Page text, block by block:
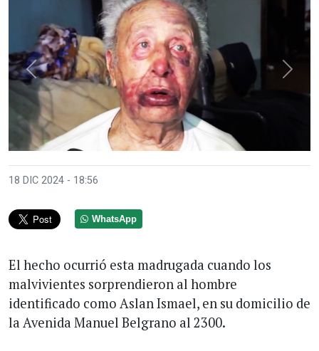
Anterior
18 DIC 2024 - 18:56
WhatsApp
El hecho ocurrió esta madrugada cuando los
malvivientes sorprendieron al hombre
identificado como Aslan Ismael, en su domicilio de
la Avenida Manuel Belgrano al 2300.